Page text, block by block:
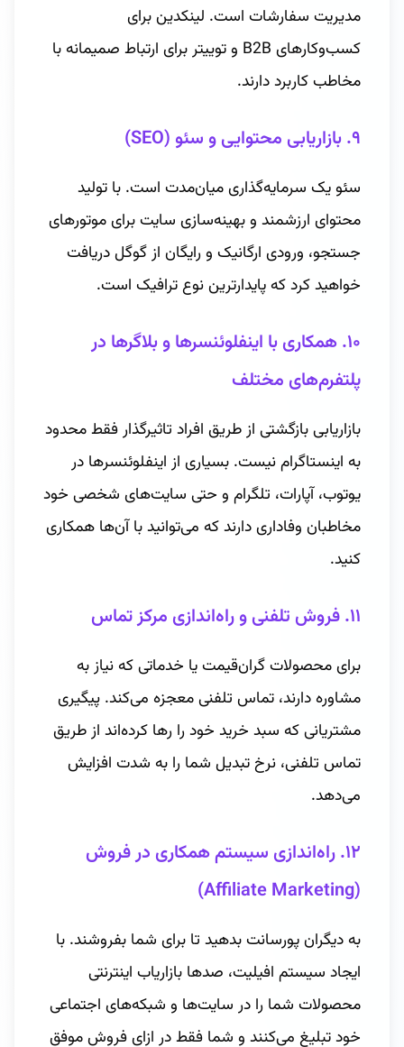
مدیریت سفارشات است. لینکدین برای
کسب‌وکارهای B2B و توییتر برای ارتباط صمیمانه با
مخاطب کاربرد دارند.
۹. بازاریابی محتوایی و سئو (SEO)
سئو یک سرمایه‌گذاری میان‌مدت است. با تولید
محتوای ارزشمند و بهینه‌سازی سایت برای موتورهای
جستجو، ورودی ارگانیک و رایگان از گوگل دریافت
خواهید کرد که پایدارترین نوع ترافیک است.
۱۰. همکاری با اینفلوئنسرها و بلاگرها در
پلتفرم‌های مختلف
بازاریابی بازگشتی از طریق افراد تاثیرگذار فقط محدود
به اینستاگرام نیست. بسیاری از اینفلوئنسرها در
یوتوب، آپارات، تلگرام و حتی سایت‌های شخصی خود
مخاطبان وفاداری دارند که می‌توانید با آن‌ها همکاری
کنید.
۱۱. فروش تلفنی و راه‌اندازی مرکز تماس
برای محصولات گران‌قیمت یا خدماتی که نیاز به
مشاوره دارند، تماس تلفنی معجزه می‌کند. پیگیری
مشتریانی که سبد خرید خود را رها کرده‌اند از طریق
تماس تلفنی، نرخ تبدیل شما را به شدت افزایش
می‌دهد.
۱۲. راه‌اندازی سیستم همکاری در فروش
(Affiliate Marketing)
به دیگران پورسانت بدهید تا برای شما بفروشند. با
ایجاد سیستم افیلیت، صدها بازاریاب اینترنتی
محصولات شما را در سایت‌ها و شبکه‌های اجتماعی
خود تبلیغ می‌کنند و شما فقط در ازای فروش موفق